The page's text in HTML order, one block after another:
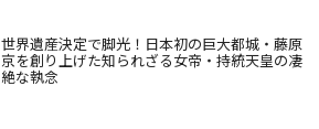
世界遺産決定で脚光！日本初の巨大都城・藤原
京を創り上げた知られざる女帝・持統天皇の凄
絶な執念